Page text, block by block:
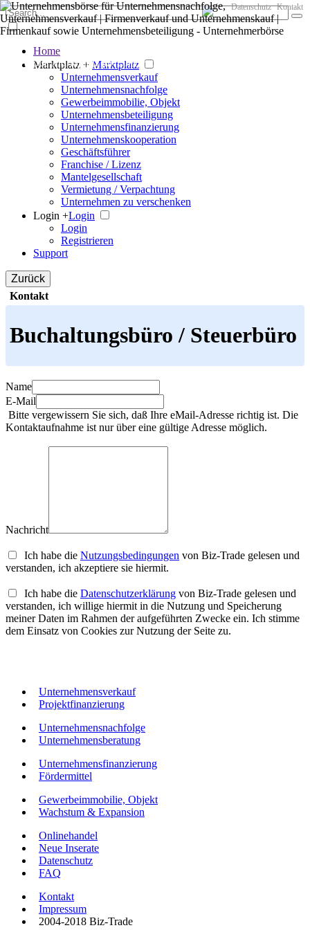
Der große Marktplatz für Unternehmen
Datenschutz Kontakt
Home
Marktplatz + Marktplatz
Unternehmensverkauf
Unternehmensnachfolge
Gewerbeimmobilie, Objekt
Unternehmensbeteiligung
Unternehmensfinanzierung
Unternehmenskooperation
Geschäftsführer
Franchise / Lizenz
Mantelgesellschaft
Vermietung / Verpachtung
Unternehmen zu verschenken
Login +Login
Login
Registrieren
Support
Zurück
Kontakt
Buchaltungsbüro / Steuerbüro
Name
E-Mail
Bitte vergewissern Sie sich, daß Ihre eMail-Adresse richtig ist. Die
Kontaktaufnahme ist nur über eine gültige Adresse möglich.
Nachricht
Ich habe die Nutzungsbedingungen von Biz-Trade gelesen und
verstanden, ich akzeptiere sie hiermit.
Ich habe die Datenschutzerklärung von Biz-Trade gelesen und
verstanden, ich willige hiermit in die Nutzung und Speicherung
meiner Daten im Rahmen der aufgeführten Zwecke ein. Ich stimme
dem Einsatz von Cookies zur Nutzung der Seite zu.
Unternehmensverkauf
Projektfinanzierung
Unternehmensnachfolge
Unternehmensberatung
Unternehmensfinanzierung
Fördermittel
Gewerbeimmobilie, Objekt
Wachstum & Expansion
Onlinehandel
Neue Inserate
Datenschutz
FAQ
Kontakt
Impressum
2004-2018 Biz-Trade